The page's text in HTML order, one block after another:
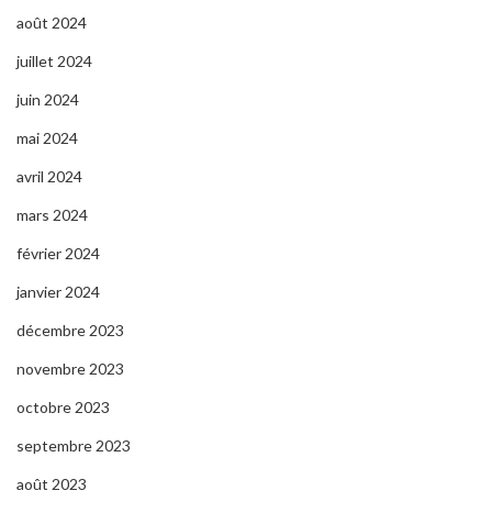
août 2024
juillet 2024
juin 2024
mai 2024
avril 2024
mars 2024
février 2024
janvier 2024
décembre 2023
novembre 2023
octobre 2023
septembre 2023
août 2023